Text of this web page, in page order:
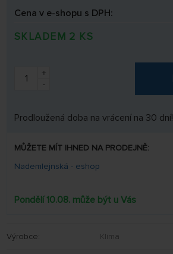
Cena v e-shopu s DPH:
SKLADEM 2 KS
+
-
Prodloužená doba na vrácení na 30 dní!
MŮŽETE MÍT IHNED NA PRODEJNĚ:
Nademlejnská - eshop
Pondělí 10.08. může být u Vás
Výrobce: Klima